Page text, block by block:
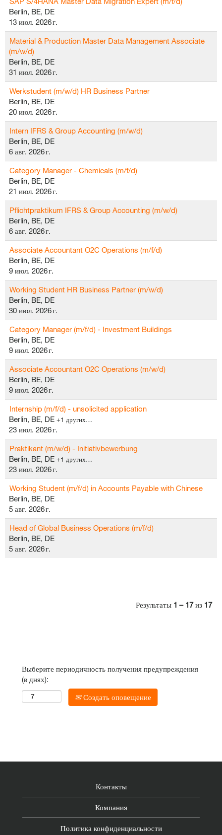
Berlin, BE, DE
13 июл. 2026 г.
Material & Production Master Data Management Associate
(m/w/d)
Berlin, BE, DE
31 июл. 2026 г.
Werkstudent (m/w/d) HR Business Partner
Berlin, BE, DE
20 июл. 2026 г.
Intern IFRS & Group Accounting (m/w/d)
Berlin, BE, DE
6 авг. 2026 г.
Category Manager - Chemicals (m/f/d)
Berlin, BE, DE
21 июл. 2026 г.
Pflichtpraktikum IFRS & Group Accounting (m/w/d)
Berlin, BE, DE
6 авг. 2026 г.
Associate Accountant O2C Operations (m/f/d)
Berlin, BE, DE
9 июл. 2026 г.
Working Student HR Business Partner (m/w/d)
Berlin, BE, DE
30 июл. 2026 г.
Category Manager (m/f/d) - Investment Buildings
Berlin, BE, DE
9 июл. 2026 г.
Associate Accountant O2C Operations (m/w/d)
Berlin, BE, DE
9 июл. 2026 г.
Internship (m/f/d) - unsolicited application
Berlin, BE, DE +1 других…
23 июл. 2026 г.
Praktikant (m/w/d) - Initiativbewerbung
Berlin, BE, DE +1 других…
23 июл. 2026 г.
Working Student (m/f/d) in Accounts Payable with Chinese
Berlin, BE, DE
5 авг. 2026 г.
Head of Global Business Operations (m/f/d)
Berlin, BE, DE
5 авг. 2026 г.
Результаты 1 – 17из 17
Выберите периодичность получения предупреждения
(в днях):
Создать оповещение
Контакты
Компания
Политика конфиденциальности